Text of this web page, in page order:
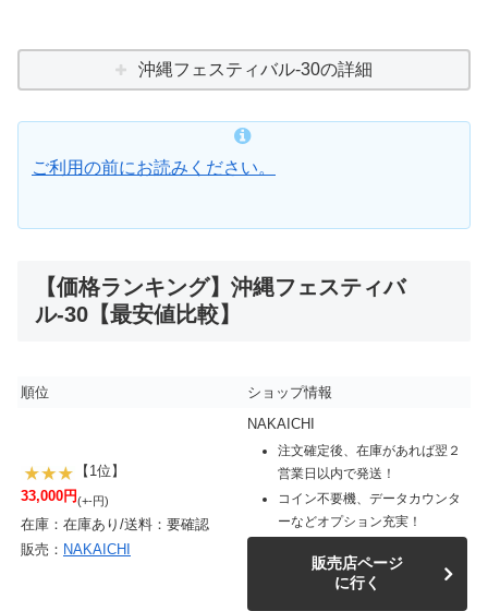
沖縄フェスティバル-30の詳細
ご利用の前にお読みください。
【価格ランキング】沖縄フェスティバ
ル-30【最安値比較】
順位 ショップ情報
【1位】
33,000円(+-円)
在庫：在庫あり/送料：要確認
販売： NAKAICHI
NAKAICHI
注文確定後、在庫があれば翌２
営業日以内で発送！
コイン不要機、データカウンタ
ーなどオプション充実！
販売店ページ
に行く